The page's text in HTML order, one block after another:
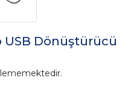
USB Dönüştürücü